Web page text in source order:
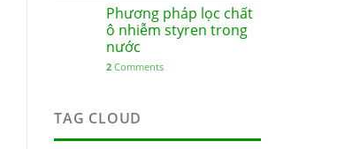
Phương pháp lọc chất
ô nhiễm styren trong
nước
2 Comments
TAG CLOUD